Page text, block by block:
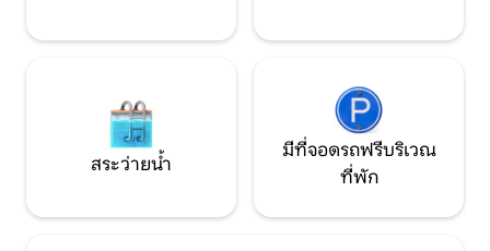
สระว่ายน้ำ
มีที่จอดรถฟรีบริเวณ
ที่พัก